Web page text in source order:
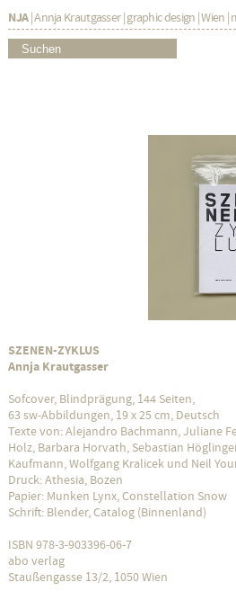
NJA| Annja Krautgasser | graphic design | Wien |
SZENEN-ZYKLUS
Annja Krautgasser
Sofcover, Blindprägung, 144 Seiten,
63 sw-Abbildungen, 19 x 25 cm, Deutsch
Texte von: Alejandro Bachmann, Juliane
Holz, Barbara Horvath, Sebastian
Kaufmann, Wolfgang Kralicek und Neil
Druck: Athesia, Bozen
Papier: Munken Lynx, Constellation Snow
Schrift: Blender, Catalog (Binnenland)
ISBN 978-3-903396-06-7
abo verlag
Staußengasse 13/2, 1050 Wien